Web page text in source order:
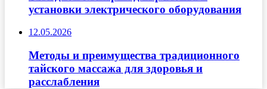
установки электрического оборудования
12.05.2026
Методы и преимущества традиционного
тайского массажа для здоровья и
расслабления